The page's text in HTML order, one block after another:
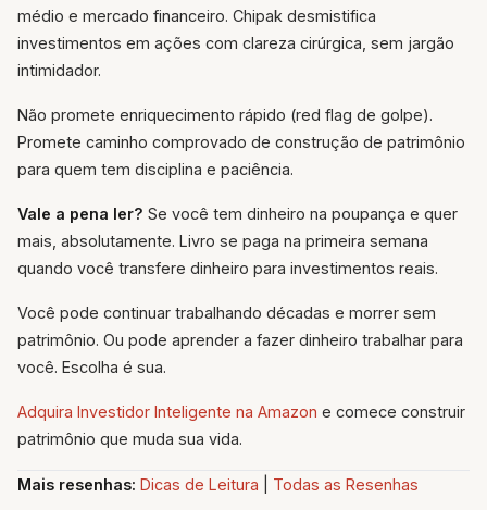
médio e mercado financeiro. Chipak desmistifica
investimentos em ações com clareza cirúrgica, sem jargão
intimidador.
Não promete enriquecimento rápido (red flag de golpe).
Promete caminho comprovado de construção de patrimônio
para quem tem disciplina e paciência.
Vale a pena ler? Se você tem dinheiro na poupança e quer
mais, absolutamente. Livro se paga na primeira semana
quando você transfere dinheiro para investimentos reais.
Você pode continuar trabalhando décadas e morrer sem
patrimônio. Ou pode aprender a fazer dinheiro trabalhar para
você. Escolha é sua.
Adquira Investidor Inteligente na Amazon e comece construir
patrimônio que muda sua vida.
Mais resenhas: Dicas de Leitura Todas as Resenhas